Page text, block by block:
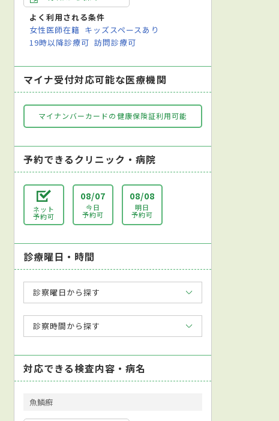
よく利用される条件
女性医師在籍 キッズスペースあり
19時以降診療可 訪問診療可
マイナ受付対応可能な医療機関
マイナンバーカードの健康保険証利用可能
予約できるクリニック・病院
ネット
予約可
08/07
今日
予約可
08/08
明日
予約可
診療曜日・時間
診察曜日から探す
診察時間から探す
対応できる検査内容・病名
魚鱗癬